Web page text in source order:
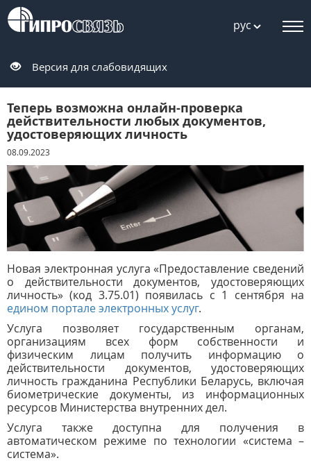
рус
Версия для слабовидящих
Теперь возможна онлайн-проверка
действительности любых документов,
удостоверяющих личность
08.09.2023
Новая электронная услуга «Предоставление сведений
о действительности документов, удостоверяющих
личность» (код 3.75.01) появилась с 1 сентября на
едином портале электронных услуг.
Услуга позволяет государственным органам,
организациям всех форм собственности и
физическим лицам получить информацию о
действительности документов, удостоверяющих
личность гражданина Республики Беларусь, включая
биометрические документы, из информационных
ресурсов Министерства внутренних дел.
Услуга также доступна для получения в
автоматическом режиме по технологии «система –
система».